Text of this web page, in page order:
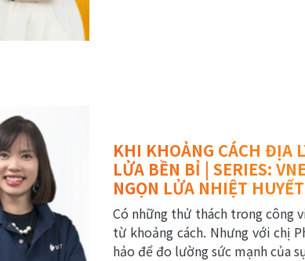
KHI KHOẢNG CÁCH ĐỊA
LỬA BỀN BỈ | SERIES:
NGỌN LỬA NHIỆT HUYẾT
Có những thử thách trong công
từ khoảng cách. Nhưng với chị
hảo để đo lường sức mạnh của